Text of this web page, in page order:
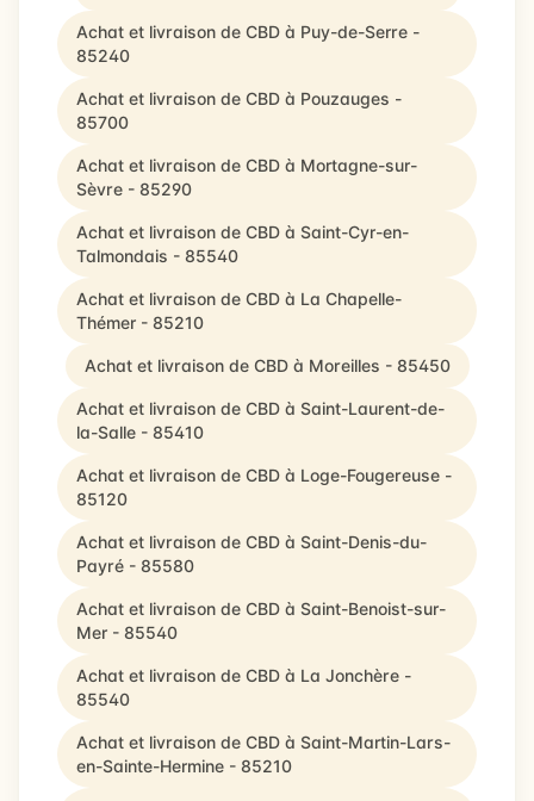
Achat et livraison de CBD à Puy-de-Serre -
85240
Achat et livraison de CBD à Pouzauges -
85700
Achat et livraison de CBD à Mortagne-sur-
Sèvre - 85290
Achat et livraison de CBD à Saint-Cyr-en-
Talmondais - 85540
Achat et livraison de CBD à La Chapelle-
Thémer - 85210
Achat et livraison de CBD à Moreilles - 85450
Achat et livraison de CBD à Saint-Laurent-de-
la-Salle - 85410
Achat et livraison de CBD à Loge-Fougereuse -
85120
Achat et livraison de CBD à Saint-Denis-du-
Payré - 85580
Achat et livraison de CBD à Saint-Benoist-sur-
Mer - 85540
Achat et livraison de CBD à La Jonchère -
85540
Achat et livraison de CBD à Saint-Martin-Lars-
en-Sainte-Hermine - 85210